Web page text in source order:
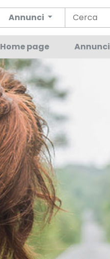
Annunci
Home page Annunci